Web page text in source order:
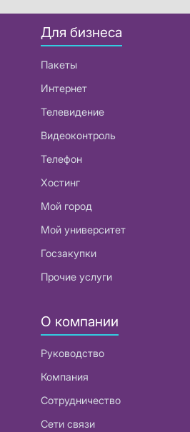
Для бизнеса
Пакеты
Интернет
Телевидение
Видеоконтроль
Телефон
Хостинг
Мой город
Мой университет
Госзакупки
Прочие услуги
О компании
Руководство
Компания
Сотрудничество
Сети связи